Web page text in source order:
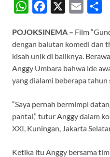
W
a
t
A
p
c
e
b
o
k
a
i
a
r
POJOKSINEMA – Film
dengan balutan komedi dan
kisah unik di baliknya.
Anggy Umbara bahwa ide
yang dialami beberapa tahun
“Saya pernah bermimpi
pantai,” tutur Anggy dalam
XXI, Kuningan, Jakarta
Ketika itu Anggy bersama